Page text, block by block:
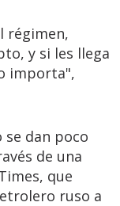
régimen,
y si les llega
importa",
se dan poco
de una
que
ruso a